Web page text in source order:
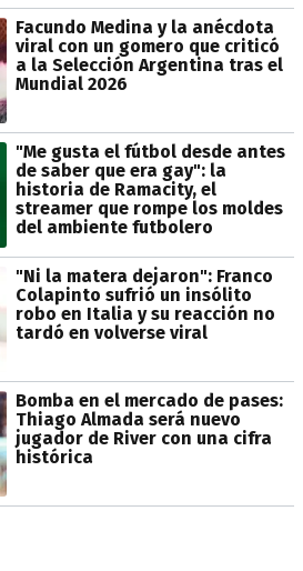
Facundo Medina y la anécdota
viral con un gomero que criticó
a la Selección Argentina tras el
Mundial 2026
"Me gusta el fútbol desde antes
de saber que era gay": la
historia de Ramacity, el
streamer que rompe los moldes
del ambiente futbolero
"Ni la matera dejaron": Franco
Colapinto sufrió un insólito
robo en Italia y su reacción no
tardó en volverse viral
Bomba en el mercado de pases:
Thiago Almada será nuevo
jugador de River con una cifra
histórica